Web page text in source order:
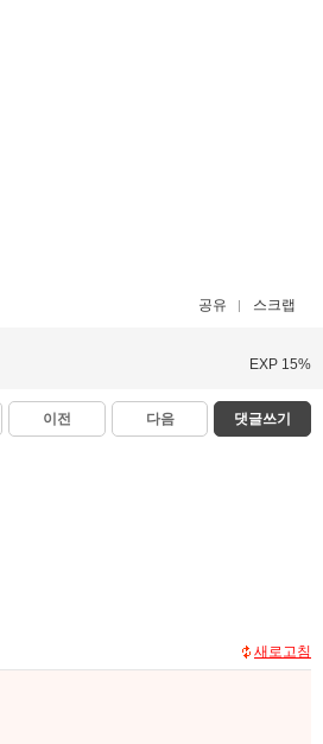
공유 스크랩
EXP 15%
이전 다음 댓글쓰기
새로고침